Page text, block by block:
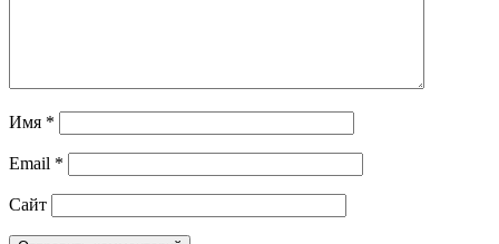
Имя *
Email *
Сайт